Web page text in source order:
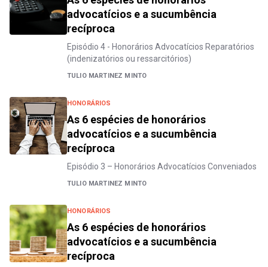
advocatícios e a sucumbência
recíproca
Episódio 4 - Honorários Advocatícios Reparatórios
(indenizatórios ou ressarcitórios)
TULIO MARTINEZ MINTO
HONORÁRIOS
As 6 espécies de honorários
advocatícios e a sucumbência
recíproca
Episódio 3 – Honorários Advocatícios Conveniados
TULIO MARTINEZ MINTO
HONORÁRIOS
As 6 espécies de honorários
advocatícios e a sucumbência
recíproca